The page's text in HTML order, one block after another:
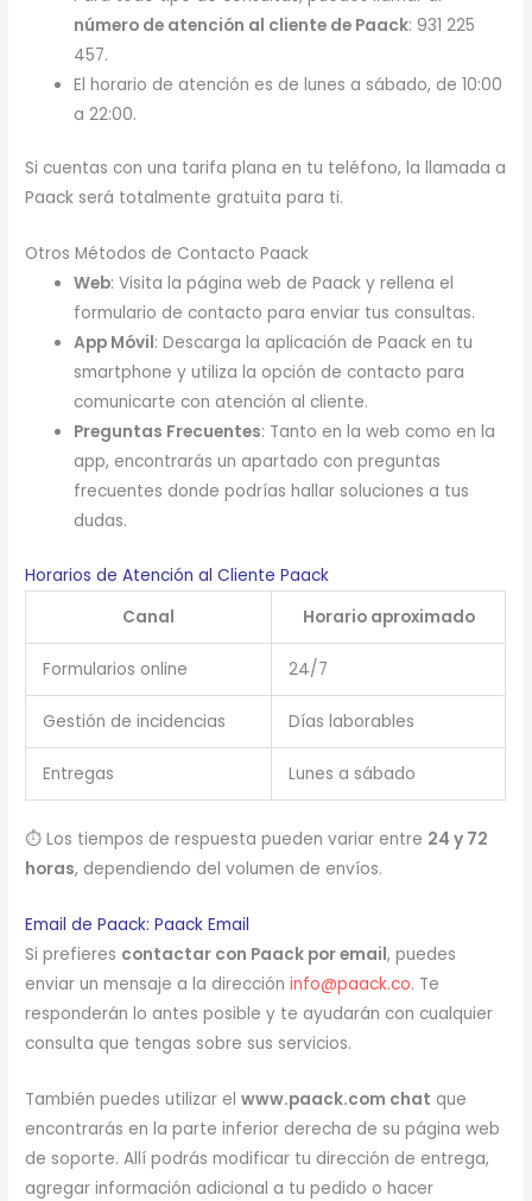
número de atención al cliente de Paack: 931 225
457.
El horario de atención es de lunes a sábado, de 10:00
a 22:00.
Si cuentas con una tarifa plana en tu teléfono, la llamada a
Paack será totalmente gratuita para ti.
Otros Métodos de Contacto Paack
Web: Visita la página web de Paack y rellena el
formulario de contacto para enviar tus consultas.
App Móvil: Descarga la aplicación de Paack en tu
smartphone y utiliza la opción de contacto para
comunicarte con atención al cliente.
Preguntas Frecuentes: Tanto en la web como en la
app, encontrarás un apartado con preguntas
frecuentes donde podrías hallar soluciones a tus
dudas.
Horarios de Atención al Cliente Paack
Canal
Horario aproximado
Formularios online 24/7
Gestión de incidencias Días laborables
Entregas Lunes a sábado
⏱️ Los tiempos de respuesta pueden variar entre 24 y 72
horas, dependiendo del volumen de envíos.
Email de Paack: Paack Email
Si prefieres contactar con Paack por email, puedes
enviar un mensaje a la direccióninfo@paack.co. Te
responderán lo antes posible y te ayudarán con cualquier
consulta que tengas sobre sus servicios.
También puedes utilizar elwww.paack.com chat que
encontrarás en la parte inferior derecha de su página web
de soporte. Allí podrás modificar tu dirección de entrega,
agregar información adicional a tu pedido o hacer